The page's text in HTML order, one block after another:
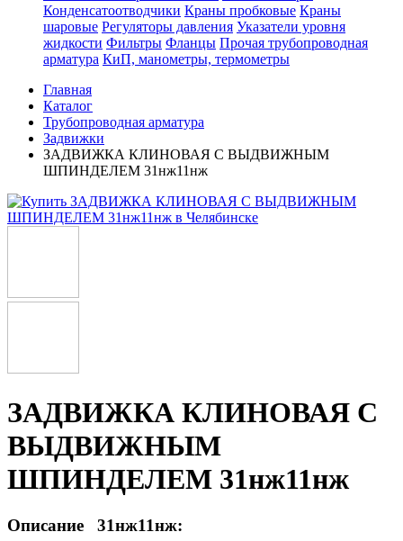
Конденсатоотводчики Краны пробковые Краны
шаровые Регуляторы давления Указатели уровня
жидкости Фильтры Фланцы Прочая трубопроводная
арматура КиП, манометры, термометры
Главная
Каталог
Трубопроводная арматура
Задвижки
ЗАДВИЖКА КЛИНОВАЯ С ВЫДВИЖНЫМ
ШПИНДЕЛЕМ 31нж11нж
ЗАДВИЖКА КЛИНОВАЯ С
ВЫДВИЖНЫМ
ШПИНДЕЛЕМ 31нж11нж
Описание 31нж11нж: